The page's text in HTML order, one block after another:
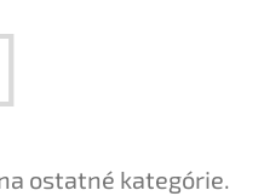
ostatné kategórie.